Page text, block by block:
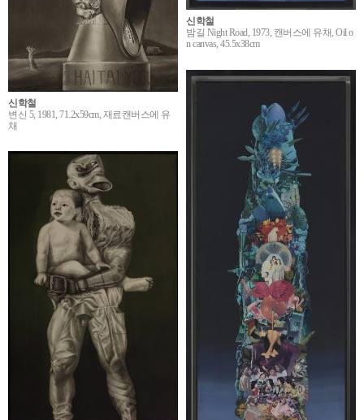
신학철
밤길 Night Road, 1973, 캔버스에 유채, Oil o
n canvas, 45.5x38cm
신학철
변신 5, 1981, 71.2x59cm, 재료캔버스에 유
채